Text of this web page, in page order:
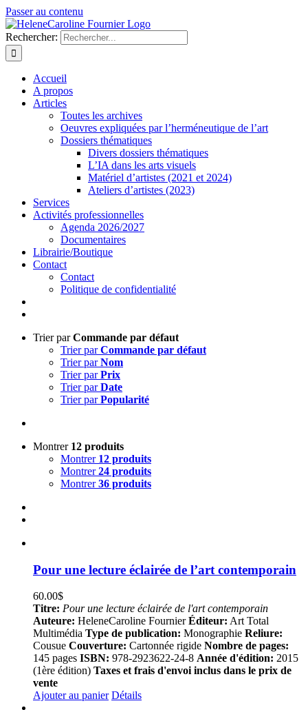
Passer au contenu
Rechercher:
Accueil
A propos
Articles
Toutes les archives
Oeuvres expliquées par l’herméneutique de l’art
Dossiers thématiques
Divers dossiers thématiques
L’IA dans les arts visuels
Matériel d’artistes (2021 et 2024)
Ateliers d’artistes (2023)
Services
Activités professionnelles
Agenda 2026/2027
Documentaires
Librairie/Boutique
Contact
Contact
Politique de confidentialité
Trier parCommande par défaut
Trier parCommande par défaut
Trier parNom
Trier parPrix
Trier parDate
Trier parPopularité
Montrer 12 produits
Montrer 12 produits
Montrer24 produits
Montrer36 produits
Pour une lecture éclairée de l’art contemporain
60.00$
Titre: Pour une lecture éclairée de l'art contemporain
Auteure: HeleneCaroline FournierÉditeur: Art Total
Multimédia Type de publication: Monographie Reliure:
Cousue Couverture: Cartonnée rigide Nombre de pages:
145 pages ISBN: 978-2923622-24-8 Année d'édition: 2015
(1ère édition) Taxes et frais d'envoi inclus dans le prix de
vente
Ajouter au panier Détails